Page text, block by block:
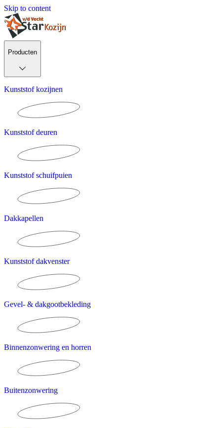
Skip to content
Producten
Kunststof kozijnen
Kunststof deuren
Kunststof schuifpuien
Dakkapellen
Kunststof dakvenster
Gevel- & dakgootbekleding
Binnenzonwering en horren
Buitenzonwering